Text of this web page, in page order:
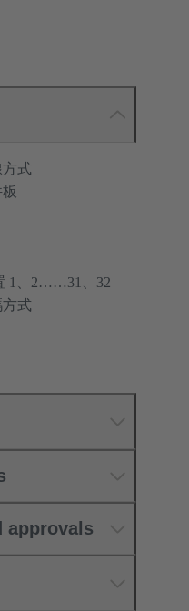
式
1、2……31、32
式
approvals